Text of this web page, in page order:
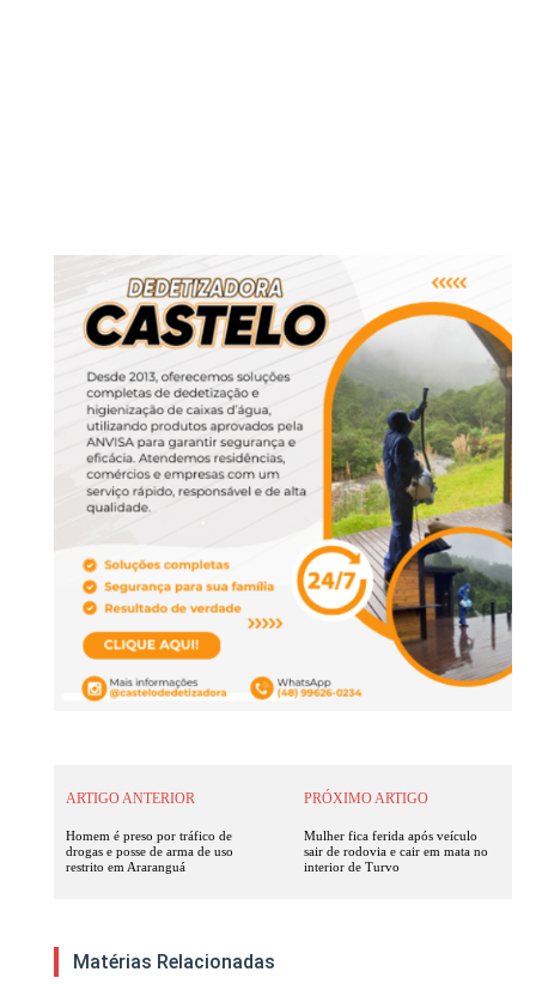
ARTIGO ANTERIOR
Homem é preso por tráfico de
drogas e posse de arma de uso
restrito em Araranguá
PRÓXIMO ARTIGO
Mulher fica ferida após veículo
sair de rodovia e cair em mata no
interior de Turvo
Matérias Relacionadas